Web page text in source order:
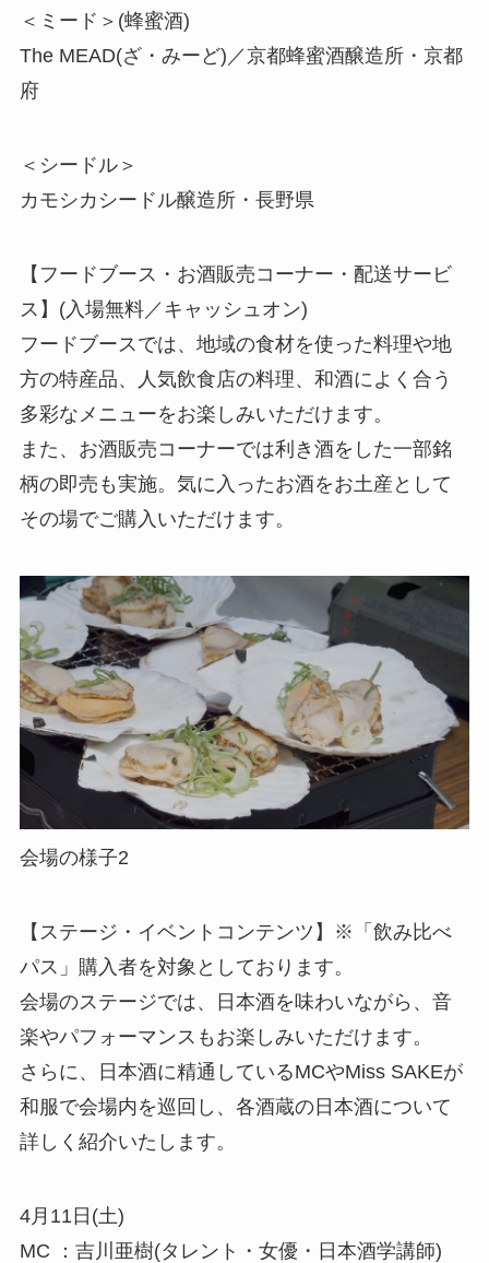
＜ミード＞(蜂蜜酒)
The MEAD(ざ・みーど)／京都蜂蜜酒醸造所・京都
府
＜シードル＞
カモシカシードル醸造所・長野県
【フードブース・お酒販売コーナー・配送サービ
ス】(入場無料／キャッシュオン)
フードブースでは、地域の食材を使った料理や地
方の特産品、人気飲食店の料理、和酒によく合う
多彩なメニューをお楽しみいただけます。
また、お酒販売コーナーでは利き酒をした一部銘
柄の即売も実施。気に入ったお酒をお土産として
その場でご購入いただけます。
会場の様子2
【ステージ・イベントコンテンツ】※「飲み比べ
パス」購入者を対象としております。
会場のステージでは、日本酒を味わいながら、音
楽やパフォーマンスもお楽しみいただけます。
さらに、日本酒に精通しているMCやMiss SAKEが
和服で会場内を巡回し、各酒蔵の日本酒について
詳しく紹介いたします。
4月11日(土)
MC ：吉川亜樹(タレント・女優・日本酒学講師)